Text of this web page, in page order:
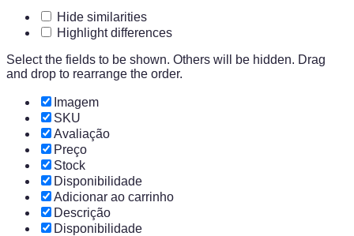
Hide similarities
Highlight differences
Select the fields to be shown. Others will be hidden. Drag
and drop to rearrange the order.
Imagem
SKU
Avaliação
Preço
Stock
Disponibilidade
Adicionar ao carrinho
Descrição
Disponibilidade